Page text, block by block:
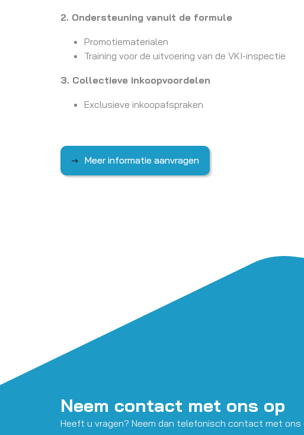
2. Ondersteuning vanuit de formule
Promotiematerialen
Training voor de uitvoering van de VKI-inspectie
3. Collectieve inkoopvoordelen
Exclusieve inkoopafspraken
Meer informatie aanvragen
Neem contact met ons op
Heeft u vragen? Neem dan telefonisch contact met ons